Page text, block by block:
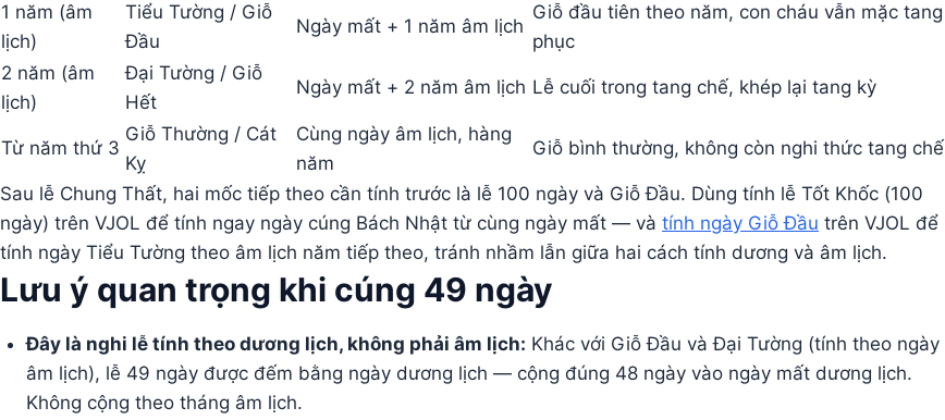
1 năm (âm
lịch)
Tiểu Tường / Giỗ
Đầu
Ngày mất + 1 năm âm lịch
Giỗ đầu tiên theo năm, con cháu vẫn mặc tang
phục
2 năm (âm
lịch)
Đại Tường / Giỗ
Hết
Ngày mất + 2 năm âm lịch Lễ cuối trong tang chế, khép lại tang kỳ
Từ năm thứ 3
Giỗ Thường / Cát
Kỵ
Cùng ngày âm lịch, hàng
năm
Giỗ bình thường, không còn nghi thức tang chế
Sau lễ Chung Thất, hai mốc tiếp theo cần tính trước là lễ 100 ngày và Giỗ Đầu. Dùng tính lễ Tốt Khốc (100
ngày) trên VJOL để tính ngay ngày cúng Bách Nhật từ cùng ngày mất — và tính ngày Giỗ Đầu trên VJOL để
tính ngày Tiểu Tường theo âm lịch năm tiếp theo, tránh nhầm lẫn giữa hai cách tính dương và âm lịch.
Lưu ý quan trọng khi cúng 49 ngày
Đây là nghi lễ tính theo dương lịch, không phải âm lịch: Khác với Giỗ Đầu và Đại Tường (tính theo ngày
âm lịch), lễ 49 ngày được đếm bằng ngày dương lịch — cộng đúng 48 ngày vào ngày mất dương lịch.
Không cộng theo tháng âm lịch.